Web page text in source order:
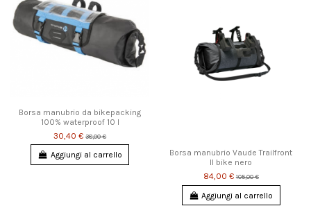
Borsa manubrio da bikepacking
100% waterproof 10 l
30,40 € 38,00 €
Aggiungi al carrello
Borsa manubrio Vaude Trailfront
II bike nero
84,00 € 105,00 €
Aggiungi al carrello